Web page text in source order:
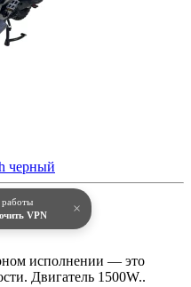
работы
VPN ×
черный
исполнении — это
Двигатель 1500W..